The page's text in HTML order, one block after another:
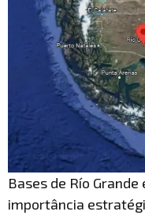
Bases de Río
importância